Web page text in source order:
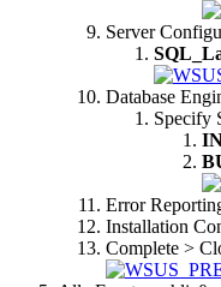
Server
Database
Specify
Error
Installation
Complete >